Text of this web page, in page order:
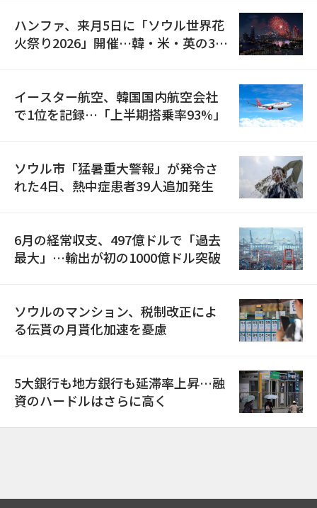
ハンファ、来月5日に「ソウル世界花
火祭り2026」開催…韓・米・英の3カ
イースター航空、韓国国内航空会社
で1位を記録…「上半期搭乗率93%」
ソウル市「猛暑重大警報」が発令さ
れた4日、熱中症患者39人追加発生
6月の経常収支、497億ドルで「過去
最大」…輸出が初の1000億ドル突破
ソウルのマンション、税制改正によ
る伝貰の月貰化加速を憂慮
5大銀行も地方銀行も延滞率上昇…融
資のハードルはさらに高く